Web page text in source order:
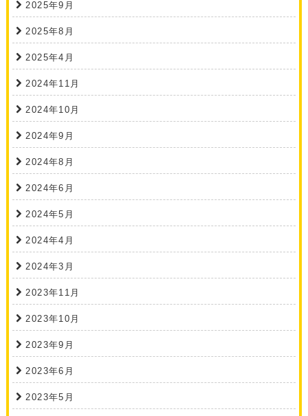
2025年9月
2025年8月
2025年4月
2024年11月
2024年10月
2024年9月
2024年8月
2024年6月
2024年5月
2024年4月
2024年3月
2023年11月
2023年10月
2023年9月
2023年6月
2023年5月